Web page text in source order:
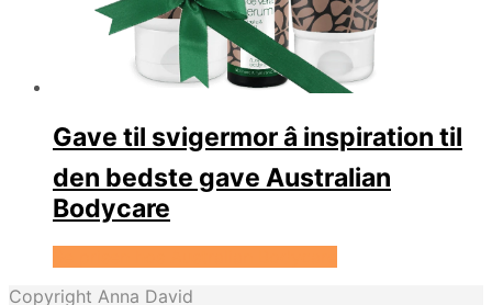
Gave til svigermor â inspiration til
den bedste gave Australian
Bodycare
Copyright Anna David